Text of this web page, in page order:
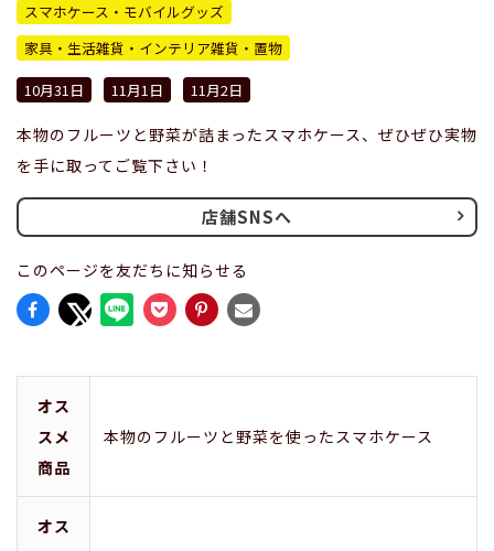
スマホケース・モバイルグッズ
家具・生活雑貨・インテリア雑貨・置物
10月31日
11月1日 11月2日
本物のフルーツと野菜が詰まったスマホケース、ぜひぜひ実物
を手に取ってご覧下さい！
店舗SNSへ
このページを友だちに知らせる
オス
スメ
商品
本物のフルーツと野菜を使ったスマホケース
オス